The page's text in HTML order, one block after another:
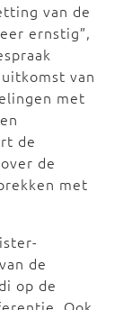
van de
ernstig”,
van
met
de
de
met
de
op de